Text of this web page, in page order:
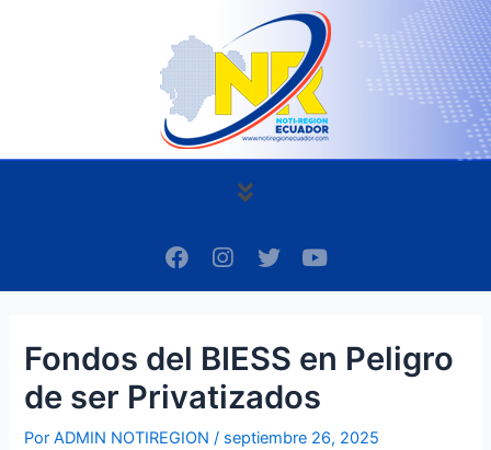
Menú
F
a
c
o
k
I
n
s
r
a
m
T
w
i
e
Y
o
u
b
Fondos del BIESS en Peligro
de ser Privatizados
PorADMIN NOTIREGION/ septiembre 26, 2025